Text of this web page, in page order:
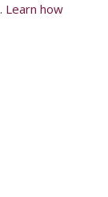
Learn how